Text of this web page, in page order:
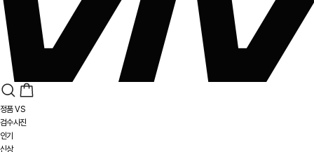
정품 VS
검수사진
인기
신상